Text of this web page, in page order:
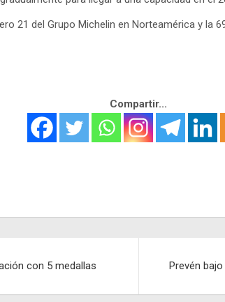
21 del Grupo Michelin en Norteamérica y la
Compartir...
con 5 medallas Prevén